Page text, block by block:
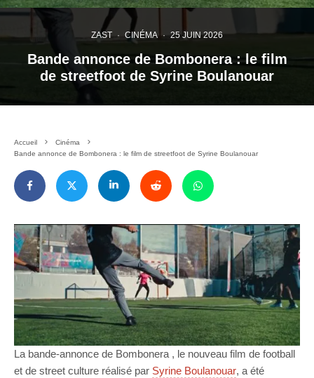
ZAST · CINÉMA · 25 JUIN 2026
Bande annonce de Bombonera : le film
de streetfoot de Syrine Boulanouar
Accueil
Cinéma
Bande annonce de Bombonera : le film de streetfoot de Syrine Boulanouar
La bande-annonce de Bombonera , le nouveau film de football
et de street culture réalisé par Syrine Boulanouar, a été